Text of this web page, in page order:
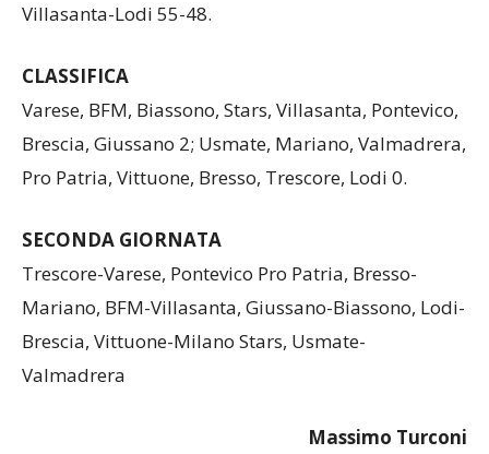
Villasanta-Lodi 55-48.
CLASSIFICA
Varese, BFM, Biassono, Stars, Villasanta, Pontevico,
Brescia, Giussano 2; Usmate, Mariano, Valmadrera,
Pro Patria, Vittuone, Bresso, Trescore, Lodi 0.
SECONDA GIORNATA
Trescore-Varese, Pontevico Pro Patria, Bresso-
Mariano, BFM-Villasanta, Giussano-Biassono, Lodi-
Brescia, Vittuone-Milano Stars, Usmate-
Valmadrera
Massimo Turconi